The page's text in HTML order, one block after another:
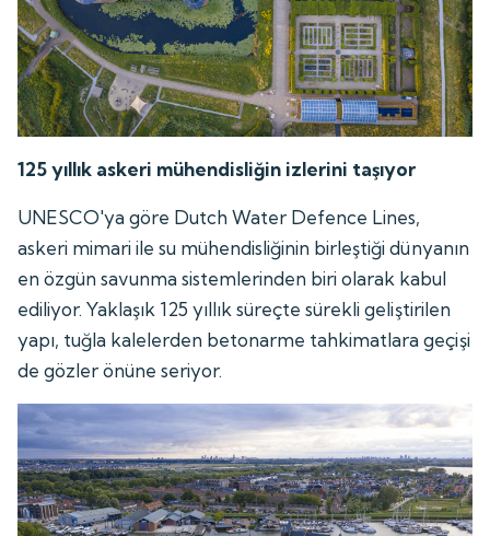
125 yıllık askeri mühendisliğin izlerini taşıyor
UNESCO'ya göre Dutch Water Defence Lines,
askeri mimari ile su mühendisliğinin birleştiği dünyanın
en özgün savunma sistemlerinden biri olarak kabul
ediliyor. Yaklaşık 125 yıllık süreçte sürekli geliştirilen
yapı, tuğla kalelerden betonarme tahkimatlara geçişi
de gözler önüne seriyor.